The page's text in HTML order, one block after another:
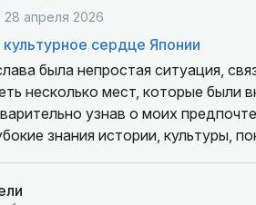
28 апреля 2026
сердце Японии
была непростая ситуация,
была моментальной и
узнав о моих